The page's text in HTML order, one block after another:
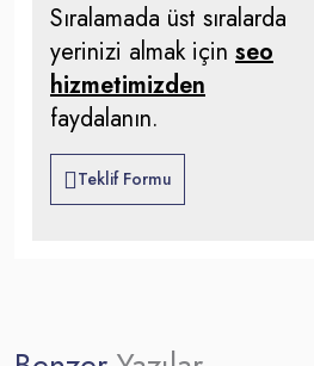
Sıralamada üst sıralarda
yerinizi almak için seo
hizmetimizden
faydalanın.
Teklif Formu